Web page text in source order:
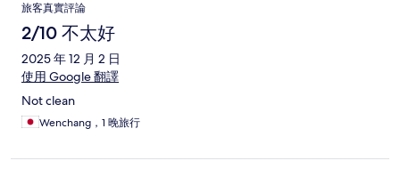
旅客真實評論
2/10 不太好
2025 年 12 月 2 日
使用 Google 翻譯
Not clean
Wenchang，1 晚旅行